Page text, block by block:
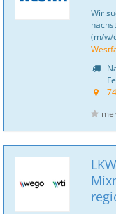
Wir
(m/w/